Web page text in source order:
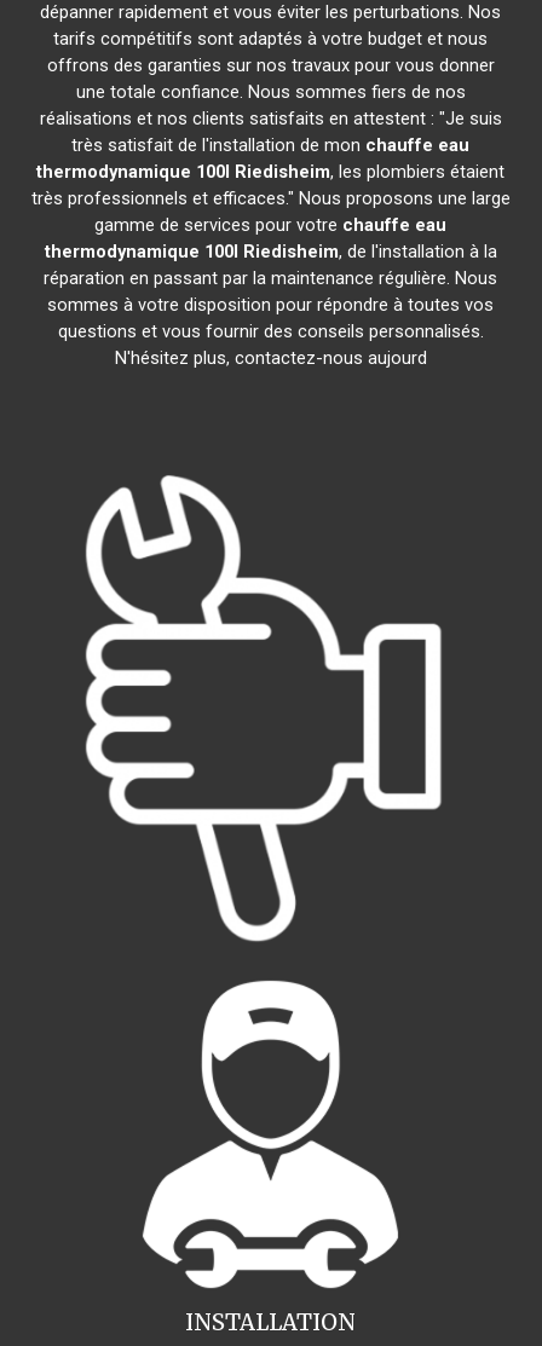
dépanner rapidement et vous éviter les perturbations. Nos
tarifs compétitifs sont adaptés à votre budget et nous
offrons des garanties sur nos travaux pour vous donner
une totale confiance. Nous sommes fiers de nos
réalisations et nos clients satisfaits en attestent : "Je suis
très satisfait de l'installation de mon chauffe eau
thermodynamique 100l Riedisheim, les plombiers étaient
très professionnels et efficaces." Nous proposons une large
gamme de services pour votre chauffe eau
thermodynamique 100l Riedisheim, de l'installation à la
réparation en passant par la maintenance régulière. Nous
sommes à votre disposition pour répondre à toutes vos
questions et vous fournir des conseils personnalisés.
N'hésitez plus, contactez-nous aujourd
INSTALLATION